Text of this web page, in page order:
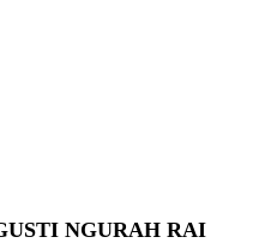
NGURAH RAI